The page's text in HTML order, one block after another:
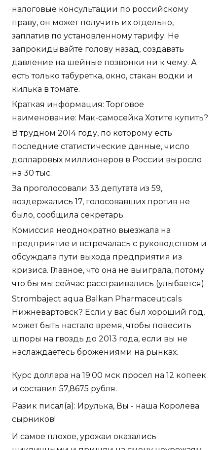
налоговые консультации по российскому
праву, он может получить их отдельно,
заплатив по установленному тарифу. Не
запрокидывайте голову назад, создавать
давление на шейные позвонки ни к чему. А
есть только табуретка, окно, стакан водки и
килька в томате.
Краткая информация: Торговое
наименование: Мак-самосейка Хотите купить?
В трудном 2014 году, по которому есть
последние статистические данные, число
долларовых миллионеров в России выросло
на 30 тыс.
За проголосовали 33 депутата из 59,
воздержались 17, голосовавших против не
было, сообщила секретарь.
Комиссия неоднократно выезжала на
предприятие и встречалась с руководством и
обсуждала пути выхода предприятия из
кризиса. Главное, что она не выиграла, потому
что бы мы сейчас расстраивались (улыбается).
Strombaject aqua Balkan Pharmaceuticals
Нижневартовск? Если у вас был хороший год,
может быть настало время, чтобы повесить
шпоры на гвоздь до 2013 года, если вы не
наслаждаетесь брожениями на рынках.
Курс доллара на 19:00 мск просел на 12 копеек
и составил 57,8675 рубля.
Разик писал(а): Ирулька, Вы - наша Королева
сырников!
И самое плохое, урожаи оказались